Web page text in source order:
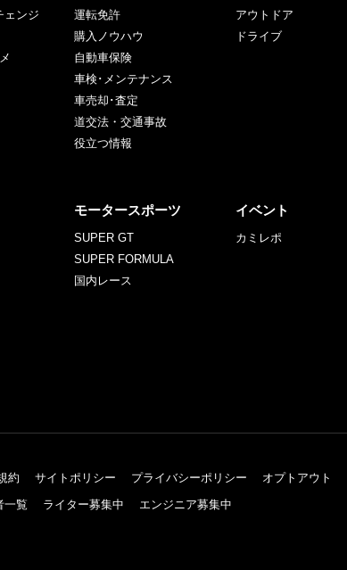
ェンジ
運転免許
購入ノウハウ
自動車保険
車検･メンテナンス
車売却･査定
道交法・交通事故
役立つ情報
アウトドア
ドライブ
モータースポーツ
SUPER GT
SUPER FORMULA
国内レース
イベント
カミレポ
約 サイトポリシー プライバシーポリシー オプトアウト
一覧
ライター募集中 エンジニア募集中